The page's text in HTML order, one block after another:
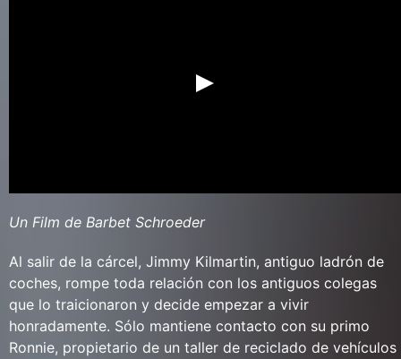
Un Film de Barbet Schroeder
Al salir de la cárcel, Jimmy Kilmartin, antiguo ladrón de
coches, rompe toda relación con los antiguos colegas
que lo traicionaron y decide empezar a vivir
honradamente. Sólo mantiene contacto con su primo
Ronnie, propietario de un taller de reciclado de vehículos